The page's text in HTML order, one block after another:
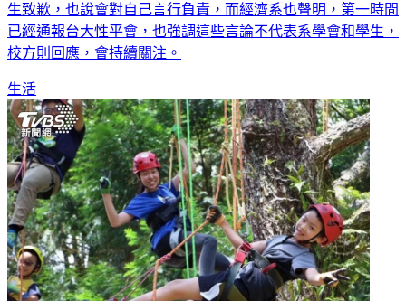
生致歉，也說會對自己言行負責，而經濟系也聲明，第一時間
已經通報台大性平會，也強調這些言論不代表系學會和學生，
校方則回應，會持續關注。
生活